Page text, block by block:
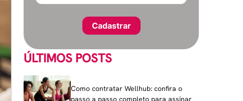
ÚLTIMOS POSTS
Como contratar Wellhub: confira o
passo a passo completo para assinar